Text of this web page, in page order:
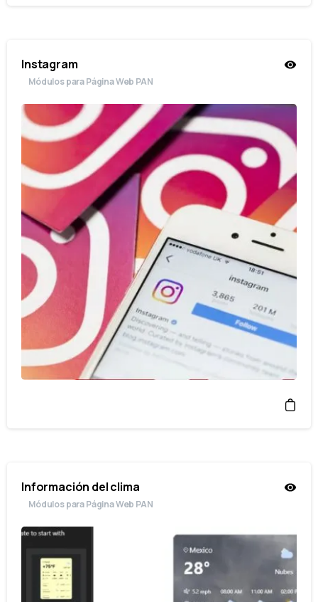
Instagram
Módulos para Página Web PAN
Información del clima
Módulos para Página Web PAN